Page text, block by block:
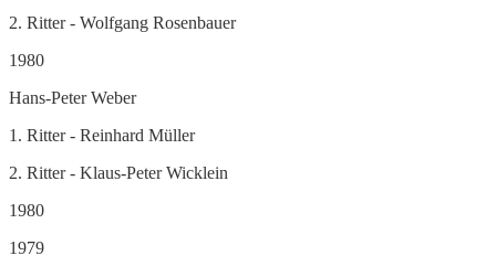
2. Ritter - Wolfgang Rosenbauer
1980
Hans-Peter Weber
1. Ritter - Reinhard Müller
2. Ritter - Klaus-Peter Wicklein
1980
1979